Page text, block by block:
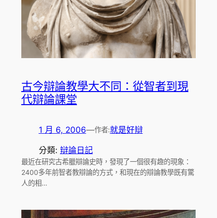
古今辯論教學大不同：從智者到現
代辯論課堂
1 月 6, 2006—作者:就是好辯
分類: 辯論日記
最近在研究古希臘辯論史時，發現了一個很有趣的現象：
2400多年前智者教辯論的方式，和現在的辯論教學既有驚
人的相…